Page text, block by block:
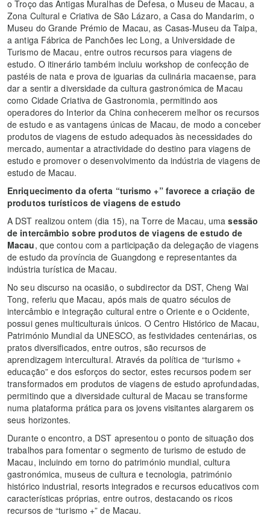
o Troço das Antigas Muralhas de Defesa, o Museu de Macau, a
Zona Cultural e Criativa de São Lázaro, a Casa do Mandarim, o
Museu do Grande Prémio de Macau, as Casas-Museu da Taipa,
a antiga Fábrica de Panchões Iec Long, a Universidade de
Turismo de Macau, entre outros recursos para viagens de
estudo. O itinerário também incluiu workshop de confecção de
pastéis de nata e prova de iguarias da culinária macaense, para
dar a sentir a diversidade da cultura gastronómica de Macau
como Cidade Criativa de Gastronomia, permitindo aos
operadores do Interior da China conhecerem melhor os recursos
de estudo e as vantagens únicas de Macau, de modo a conceber
produtos de viagens de estudo adequados às necessidades do
mercado, aumentar a atractividade do destino para viagens de
estudo e promover o desenvolvimento da indústria de viagens de
estudo de Macau.
Enriquecimento da oferta “turismo +” favorece a criação de
produtos turísticos de viagens de estudo
A DST realizou ontem (dia 15), na Torre de Macau, umasessão
de intercâmbio sobre produtos de viagens de estudo de
Macau, que contou com a participação da delegação de viagens
de estudo da província de Guangdong e representantes da
indústria turística de Macau.
No seu discurso na ocasião, o subdirector da DST, Cheng Wai
Tong, referiu que Macau, após mais de quatro séculos de
intercâmbio e integração cultural entre o Oriente e o Ocidente,
possui genes multiculturais únicos. O Centro Histórico de Macau,
Património Mundial da UNESCO, as festividades centenárias, os
pratos diversificados, entre outros, são recursos de
aprendizagem intercultural. Através da política de “turismo +
educação” e dos esforços do sector, estes recursos podem ser
transformados em produtos de viagens de estudo aprofundadas,
permitindo que a diversidade cultural de Macau se transforme
numa plataforma prática para os jovens visitantes alargarem os
seus horizontes.
Durante o encontro, a DST apresentou o ponto de situação dos
trabalhos para fomentar o segmento de turismo de estudo de
Macau, incluindo em torno do património mundial, cultura
gastronómica, museus de cultura e tecnologia, património
histórico industrial, resorts integrados e recursos educativos com
características próprias, entre outros, destacando os ricos
recursos de “turismo +” de Macau.